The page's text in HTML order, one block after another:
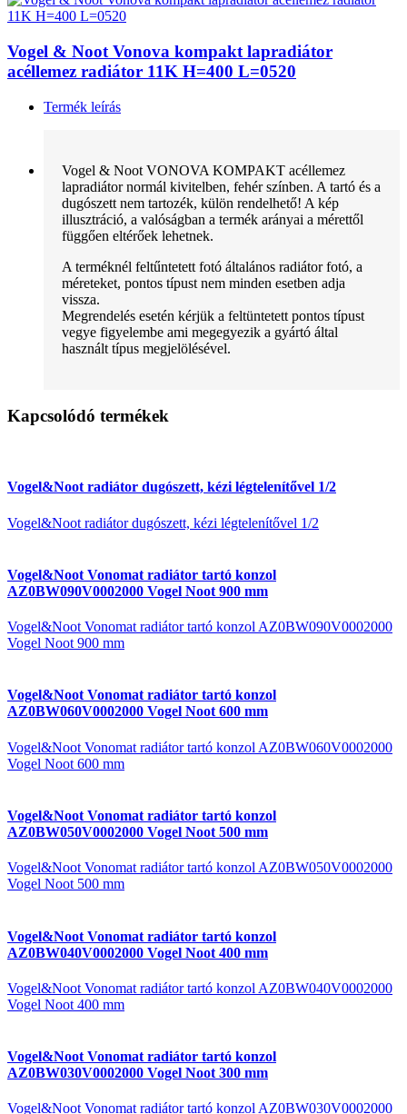
Vogel & Noot Vonova kompakt lapradiátor
acéllemez radiátor 11K H=400 L=0520
Termék leírás
Vogel & Noot VONOVA KOMPAKT acéllemez
lapradiátor normál kivitelben, fehér színben. A tartó és a
dugószett nem tartozék, külön rendelhető! A kép
illusztráció, a valóságban a termék arányai a mérettől
függően eltérőek lehetnek.
A terméknél feltűntetett fotó általános radiátor fotó, a
méreteket, pontos típust nem minden esetben adja
vissza.
Megrendelés esetén kérjük a feltüntetett pontos típust
vegye figyelembe ami megegyezik a gyártó által
használt típus megjelölésével.
Kapcsolódó termékek
Vogel&Noot radiátor dugószett, kézi légtelenítővel 1/2
Vogel&Noot radiátor dugószett, kézi légtelenítővel 1/2
Vogel&Noot Vonomat radiátor tartó konzol
AZ0BW090V0002000 Vogel Noot 900 mm
Vogel&Noot Vonomat radiátor tartó konzol AZ0BW090V0002000
Vogel Noot 900 mm
Vogel&Noot Vonomat radiátor tartó konzol
AZ0BW060V0002000 Vogel Noot 600 mm
Vogel&Noot Vonomat radiátor tartó konzol AZ0BW060V0002000
Vogel Noot 600 mm
Vogel&Noot Vonomat radiátor tartó konzol
AZ0BW050V0002000 Vogel Noot 500 mm
Vogel&Noot Vonomat radiátor tartó konzol AZ0BW050V0002000
Vogel Noot 500 mm
Vogel&Noot Vonomat radiátor tartó konzol
AZ0BW040V0002000 Vogel Noot 400 mm
Vogel&Noot Vonomat radiátor tartó konzol AZ0BW040V0002000
Vogel Noot 400 mm
Vogel&Noot Vonomat radiátor tartó konzol
AZ0BW030V0002000 Vogel Noot 300 mm
Vogel&Noot Vonomat radiátor tartó konzol AZ0BW030V0002000